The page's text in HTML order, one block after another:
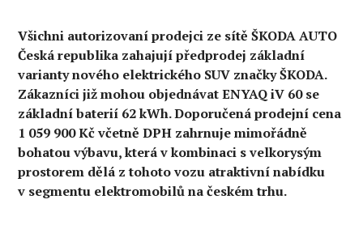
Všichni autorizovaní prodejci ze sítě ŠKODA AUTO
Česká republika zahajují předprodej základní
varianty nového elektrického SUV značky ŠKODA.
Zákazníci již mohou objednávat ENYAQ iV 60 se
základní baterií 62 kWh. Doporučená prodejní cena
1 059 900 Kč včetně DPH zahrnuje mimořádně
bohatou výbavu, která v kombinaci s velkorysým
prostorem dělá z tohoto vozu atraktivní nabídku
v segmentu elektromobilů na českém trhu.